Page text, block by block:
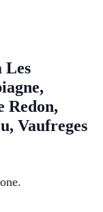
Les
Redon,
Vaufreges